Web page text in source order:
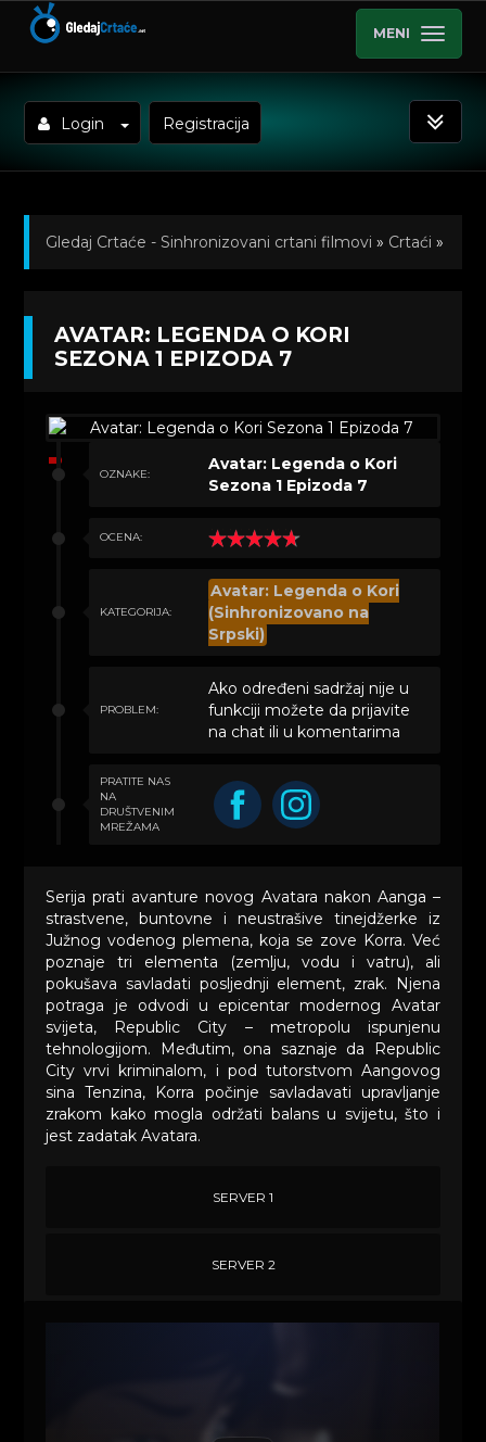
MENI
Login Registracija
Gledaj Crtaće - Sinhronizovani crtani filmovi » Crtaći »
Kratkometrazni crtani filmovi» Avatar: Legenda o
AVATAR: LEGENDA O KORI
SEZONA 1 EPIZODA 7
OZNAKE:
Avatar: Legenda o Kori
Sezona 1 Epizoda 7
OCENA:
KATEGORIJA:
Avatar: Legenda o Kori
(Sinhronizovano na
Srpski)
PROBLEM:
Ako određeni sadržaj nije u
funkciji možete da prijavite
na chat ili u komentarima
PRATITE NAS
NA
DRUŠTVENIM
MREŽAMA
Serija prati avanture novog Avatara nakon Aanga –
strastvene, buntovne i neustrašive tinejdžerke iz
Južnog vodenog plemena, koja se zove Korra. Već
poznaje tri elementa (zemlju, vodu i vatru), ali
pokušava savladati posljednji element, zrak. Njena
potraga je odvodi u epicentar modernog Avatar
svijeta, Republic City – metropolu ispunjenu
tehnologijom. Međutim, ona saznaje da Republic
City vrvi kriminalom, i pod tutorstvom Aangovog
sina Tenzina, Korra počinje savladavati upravljanje
zrakom kako mogla održati balans u svijetu, što i
jest zadatak Avatara.
SERVER 1
SERVER 2